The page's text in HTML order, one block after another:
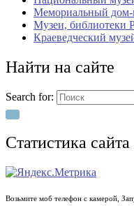
Мемориальный
Музеи, библиотеки
Краеведческий
Найти на сайте
Search for:
Статистика сайта
Возьмите моб телефон с камерой,